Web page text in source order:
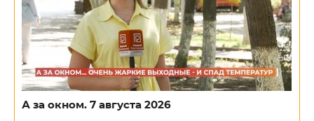
А за окном. 7 августа 2026